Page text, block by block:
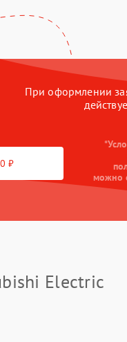
При оформлении
₽
можно
Electric